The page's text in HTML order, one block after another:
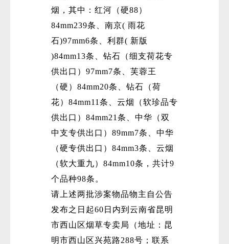
烟，其中：红河（硬88）
84mm239条、南京( 雨花
石)97mm6条、利群( 新版
)84mm13条、钻石（细支荷花专
供出口）97mm7条、芙蓉王
（硬）84mm20条、钻石（荷
花）84mm11条、云烟（软珍品专
供出口）84mm21条、中华（双
中支专供出口）89mm7条、中华
（硬专供出口）84mm3条、云烟
（软大重九）84mm10条，共计9
个品种98条。
请上述两批涉案物品物主自公告
发布之日起60日内到云南省昆明
市西山区烟草专卖局（地址：昆
明市西山区兴苑路288号；联系